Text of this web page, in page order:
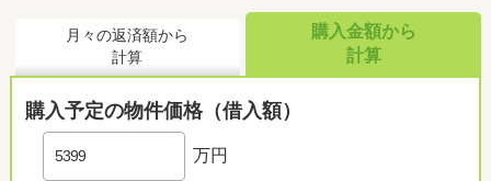
月々の返済額から
計算
購入金額から
計算
購入予定の物件価格（借入額）
万円